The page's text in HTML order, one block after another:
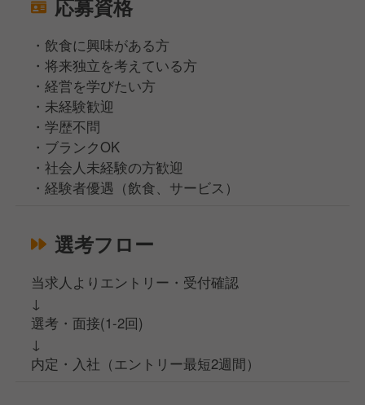
応募資格
・飲食に興味がある方
・将来独立を考えている方
・経営を学びたい方
・未経験歓迎
・学歴不問
・ブランクOK
・社会人未経験の方歓迎
・経験者優遇（飲食、サービス）
選考フロー
当求人よりエントリー・受付確認
↓
選考・面接(1-2回)
↓
内定・入社（エントリー最短2週間）